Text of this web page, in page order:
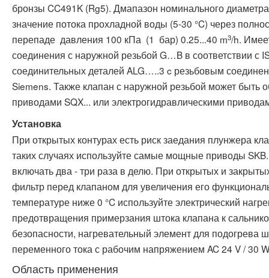
бронзы CC491K (Rg5). Дмапазон номинального
значение потока прохладной воды (5-30 °C) через
перепаде давления 100 кПа (1 бар) 0.25...40 m3/h.
соединения с наружной резьбой G…B в соответствии с
соединительных деталей ALG…..3 c резьбовым
Siemens. Также клапан с наружной резьбой может быть
приводами SQX... или электрогидравлическими
Установка
При открытых контурах есть риск заедания плунжера
таких случаях используйте самые мощные приводы
включать два - три раза в делю. При открытых и
фильтр перед клапаном для увеличения его
температуре ниже 0 °C используйте электрический
предотвращения примерзания штока клапана к
безопасности, нагревательный элемент для подогрева
переменного тока с рабочим напряжением AC 24 V / 30
Область применения